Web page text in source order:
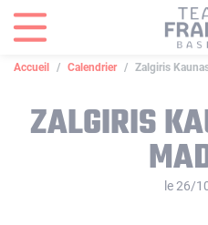
Accueil Calendrier Zalgiris
ZALGIRIS
le 26/
Panneau de gestion des cookies